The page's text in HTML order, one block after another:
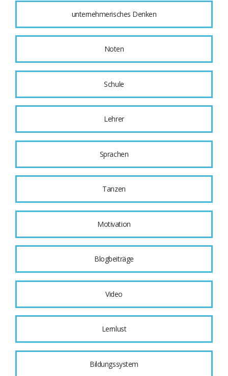
unternehmerisches Denken
Noten
Schule
Lehrer
Sprachen
Tanzen
Motivation
Blogbeiträge
Video
Lernlust
Bildungssystem